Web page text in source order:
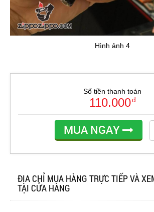
Hình ảnh 4
Số tiền thanh toán
110.000đ
MUA NGAY
ĐỊA CHỈ MUA HÀNG TRỰC TIẾP VÀ
TẠI CỬA HÀNG